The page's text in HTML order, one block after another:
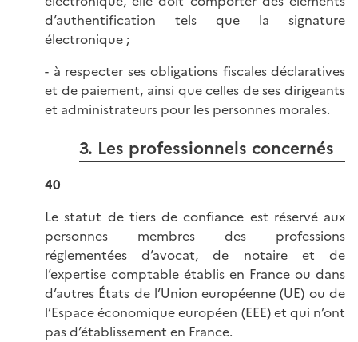
d’authentification tels que la signature
électronique ;
- à respecter ses obligations fiscales déclaratives
et de paiement, ainsi que celles de ses dirigeants
et administrateurs pour les personnes morales.
3. Les professionnels concernés
40
Le statut de tiers de confiance est réservé aux
personnes membres des professions
réglementées d’avocat, de notaire et de
l’expertise comptable établis en France ou dans
d’autres États de l’Union européenne (UE) ou de
l’Espace économique européen (EEE) et qui n’ont
pas d’établissement en France.